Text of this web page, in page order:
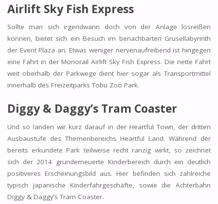
Airlift Sky Fish Express
Sollte man sich irgendwann doch von der Anlage losreißen
können, bietet sich ein Besuch im benachbarten Grusellabyrinth
der Event Plaza an. Etwas weniger nervenaufreibend ist hingegen
eine Fahrt in der Monorail Airlift Sky Fish Express. Die nette Fahrt
weit oberhalb der Parkwege dient hier sogar als Transportmittel
innerhalb des Freizeitparks Tobu Zoo Park.
Diggy & Daggy’s Tram Coaster
Und so landen wir kurz darauf in der Heartful Town, der dritten
Ausbaustufe des Themenbereichs Heartful Land. Während der
bereits erkundete Park teilweise recht ranzig wirkt, so zeichnet
sich der 2014 grunderneuerte Kinderbereich durch ein deutlich
positiveres Erscheinungsbild aus. Hier befinden sich zahlreiche
typisch japanische Kinderfahrgeschäfte, sowie die Achterbahn
Diggy & Daggy’s Tram Coaster.